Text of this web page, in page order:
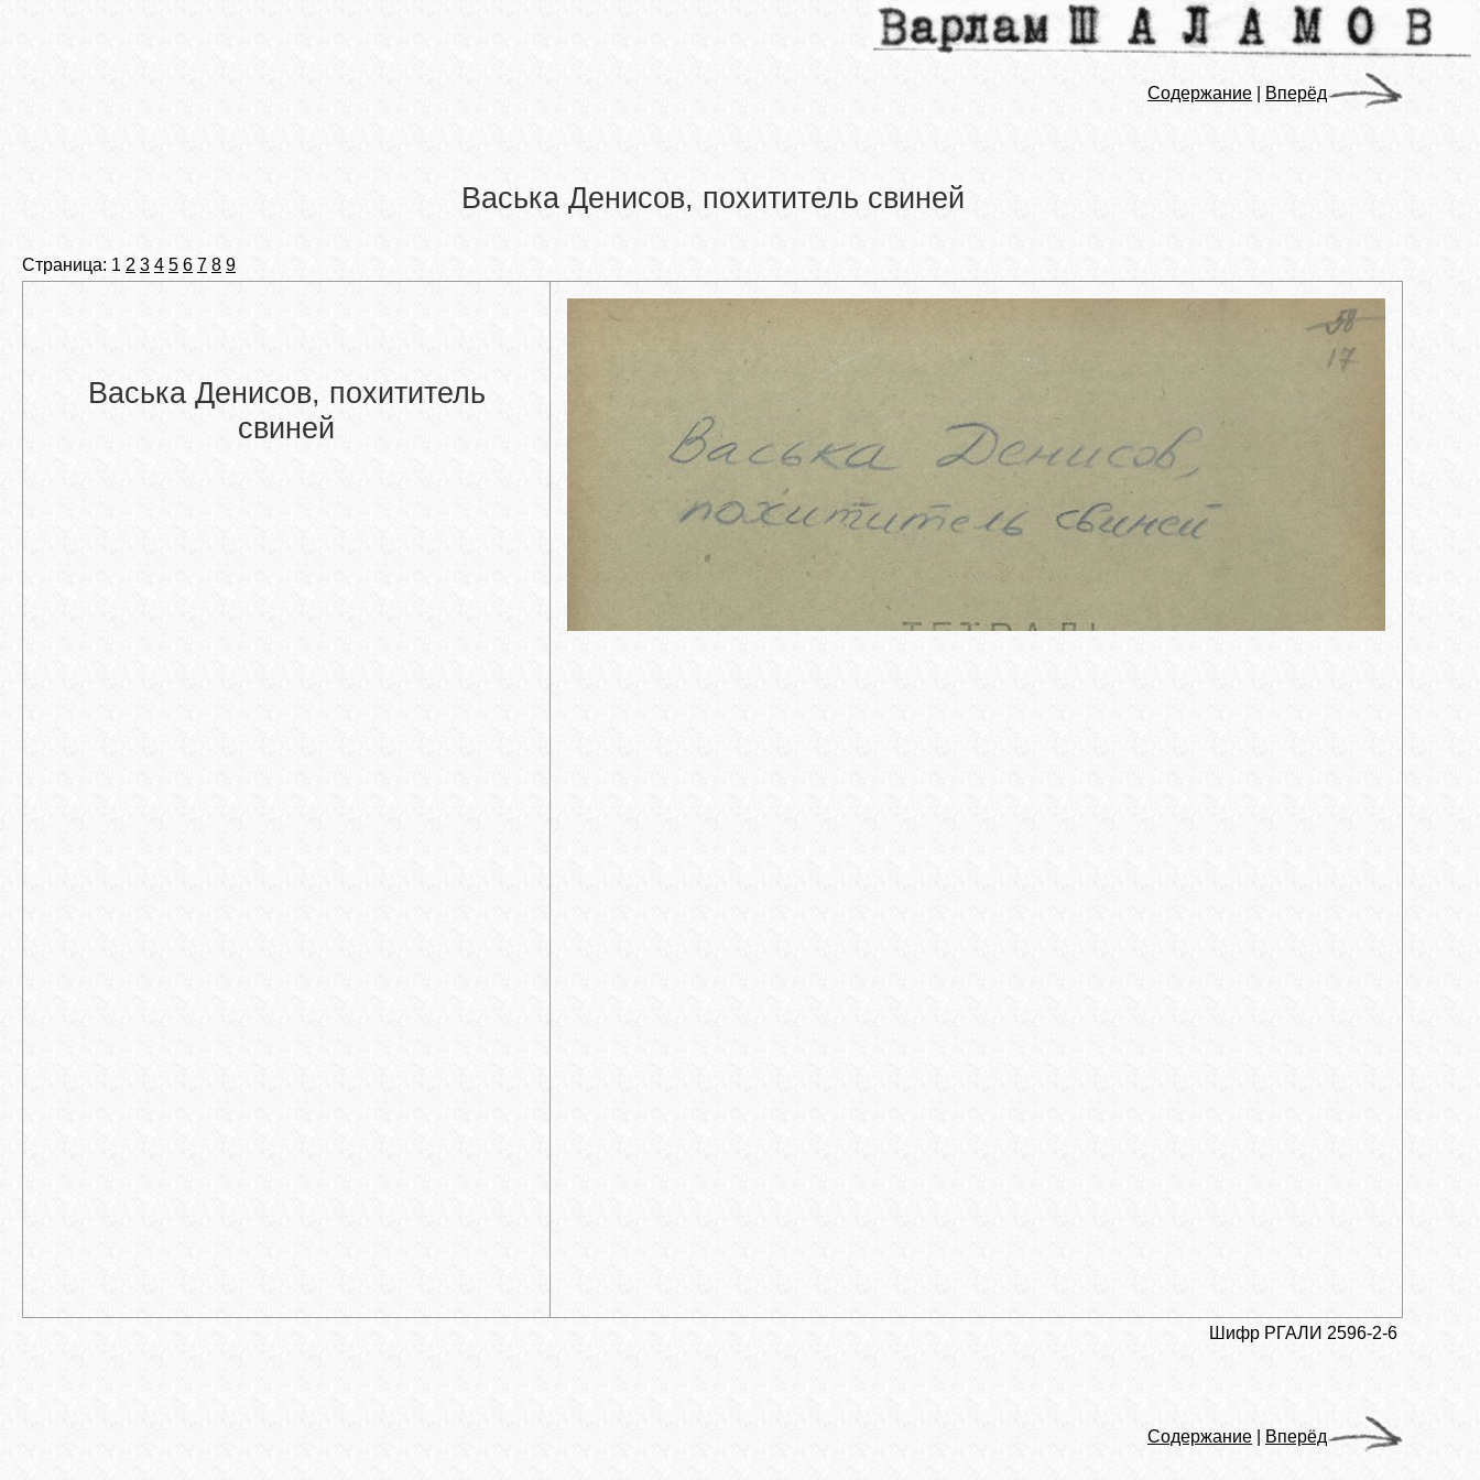
Содержание Вперёд
Васька Денисов, похититель свиней
Страница: 1 2 3 4 5 6 7 8 9
Васька Денисов, похититель
свиней
Шифр РГАЛИ 2596-2-6
Содержание Вперёд